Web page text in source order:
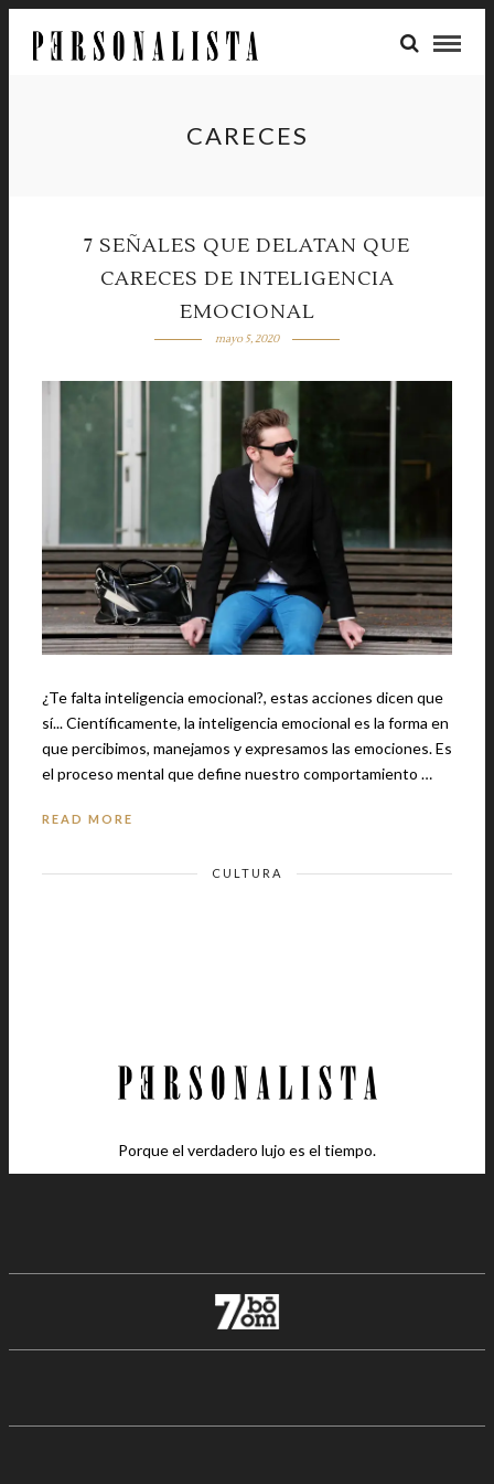
CARECES
7 SEÑALES QUE DELATAN QUE
CARECES DE INTELIGENCIA
EMOCIONAL
mayo 5, 2020
¿Te falta inteligencia emocional?, estas acciones dicen que
sí... Científicamente, la inteligencia emocional es la forma en
que percibimos, manejamos y expresamos las emociones. Es
el proceso mental que define nuestro comportamiento …
READ MORE
CULTURA
Porque el verdadero lujo es el tiempo.